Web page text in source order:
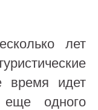
лет
время идет
еще одного